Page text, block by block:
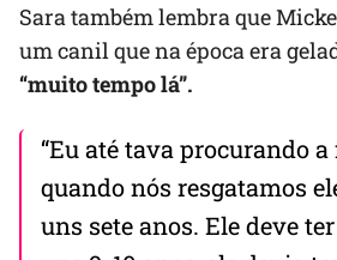
Sara também lembra que
um canil que na época era
“muito tempo lá”.
“Eu até tava procurando a
quando nós resgatamos
uns sete anos. Ele deve